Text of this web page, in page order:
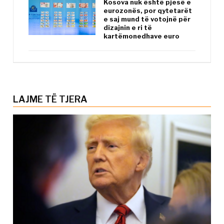
Kosova nuk është pjesë e
eurozonës, por qytetarët
e saj mund të votojnë për
dizajnin e ri të
kartëmonedhave euro
LAJME TË TJERA